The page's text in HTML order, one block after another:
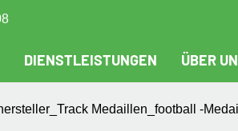
DIENSTLEISTUNGEN ÜBER
Medaillen_football -